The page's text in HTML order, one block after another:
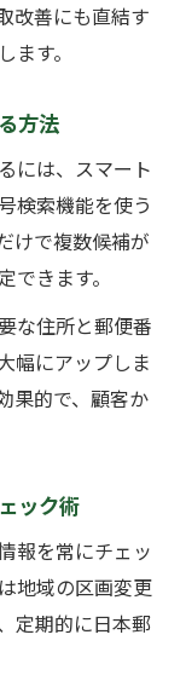
改善にも直結す
す。
方法
には、スマート
検索機能を使う
けで複数候補が
きます。
な住所と郵便番
幅にアップしま
果的で、顧客か
ック術
報を常にチェッ
地域の区画変更
定期的に日本郵